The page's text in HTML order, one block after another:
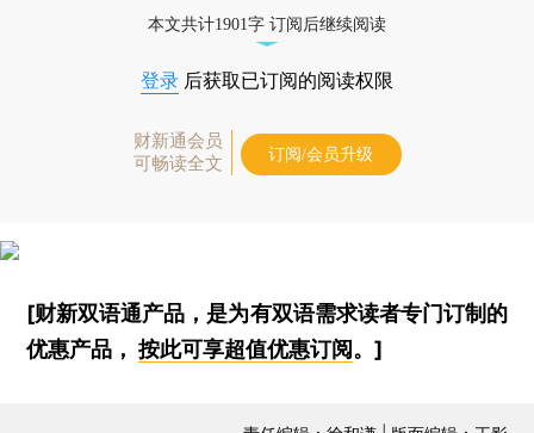
本文共计1901字 订阅后继续阅读
登录 后获取已订阅的阅读权限
财新通会员
可畅读全文
订阅/会员升级
[财新双语通产品，是为有双语需求读者专门订制的
优惠产品，按此可享超值优惠订阅 。]